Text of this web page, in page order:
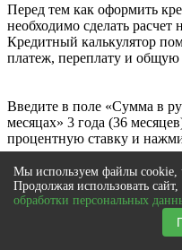
Перед тем как оформить
необходимо сделать расчет
Кредитный калькулятор
платеж, переплату и общую
Введите в поле «Сумма в
месяцах» 3 года (36
процентную ставку и
калькулятор покажет
общую выплату в Банк
Выбрать кредит
Мы используем файлы cookie,
Продолжая использовать сайт,
обработки персональных